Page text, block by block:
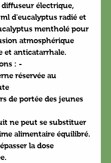
électrique,
d'eucalyptus radié et
mentholé pour
atmosphérique
et anticatarrhale.
: -
réservée au
de portée des jeunes
ne peut se substituer
alimentaire équilibré.
la dose